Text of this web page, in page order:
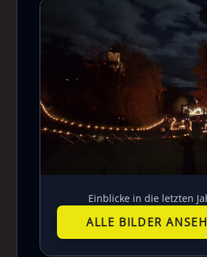
Einblicke in die letzten
ALLE BILDER